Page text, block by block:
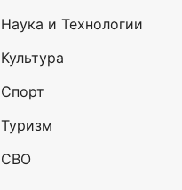
Наука и Технологии
Культура
Спорт
Туризм
СВО